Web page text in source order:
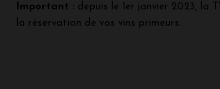
Important : depuis le 1er janvier 2023, la
la réservation de vos vins primeurs.